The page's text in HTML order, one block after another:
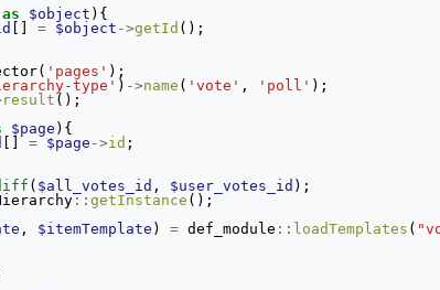
as $object ){
= $object ->getId ();
( 'pages' );
type' ) ->name ( 'vote' , 'poll' );
result ();
$page ){
= $page ->id ;
( $all_votes_id , $user_votes_id );
::getInstance ();
, $itemTemplate ) = def_module :: loadTemplates (